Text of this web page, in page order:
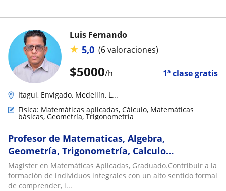
$5000/h 1ª clase gratis
Luis Fernando
★ 5,0 (6 valoraciones)
Itagui, Envigado, Medellín, L...
Física: Matemáticas aplicadas, Cálculo, Matemáticas
básicas, Geometría, Trigonometría
Profesor de Matematicas, Algebra,
Geometría, Trigonometría, Calculo
Diferencial; Cálculo Integral, Física Nivel
Bachillerato y Fís
Magister en Matemáticas Aplicadas, Graduado.Contribuir a la
formación de individuos integrales con un alto sentido formal
de comprender, i...